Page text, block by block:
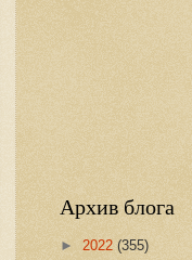
Архив блога
► 2022 (355)